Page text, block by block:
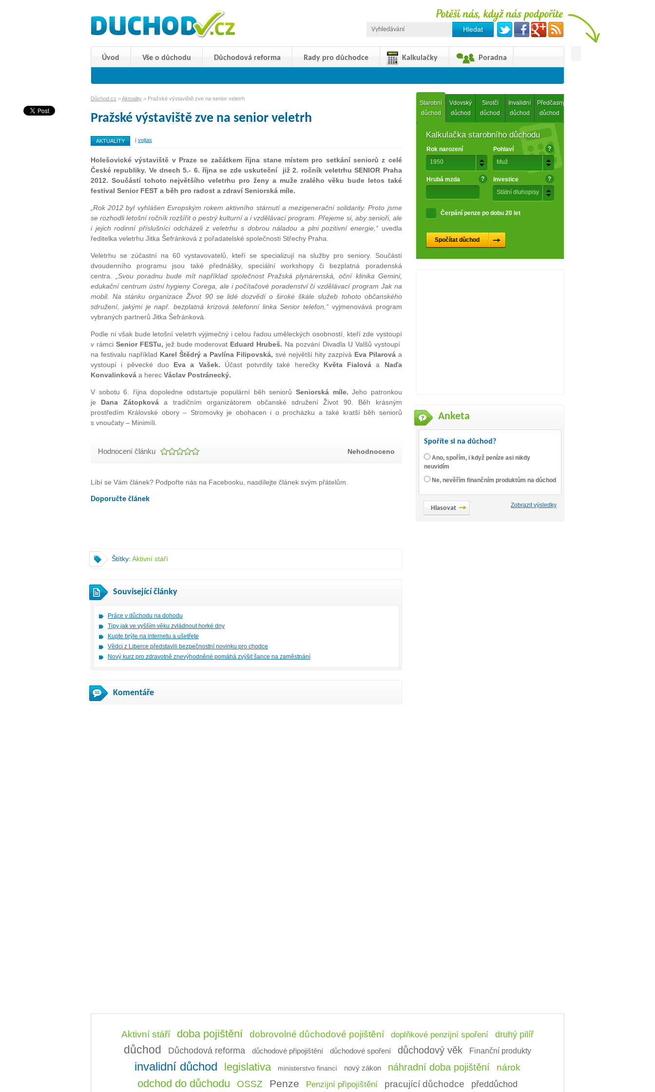
Úvod Vše o důchodu Důchodová reforma Rady pro důchodce Kalkulačky Poradna
Důchod.cz >Aktuality > Pražské výstaviště zve na senior veletrh
Pražské výstaviště zve na senior veletrh
AKTUALITY | vojtas
Holešovické výstaviště v Praze se začátkem října stane místem pro setkání seniorů z celé
České republiky. Ve dnech 5.- 6. října se zde uskuteční již 2. ročník veletrhu SENIOR Praha
2012. Součástí tohoto největšího veletrhu pro ženy a muže zralého věku bude letos také
festival Senior FEST a běh pro radost a zdraví Seniorská míle.
„Rok 2012 byl vyhlášen Evropským rokem aktivního stárnutí a mezigenerační solidarity. Proto jsme
se rozhodli letošní ročník rozšířit o pestrý kulturní a i vzdělávací program. Přejeme si, aby senioři, ale
i jejich rodinní příslušníci odcházeli z veletrhu s dobrou náladou a plni pozitivní energie,“uvedla
ředitelka veletrhu Jitka Šefránková z pořadatelské společnosti Střechy Praha.
Veletrhu se zúčastní na 60 vystavovatelů, kteří se specializují na služby pro seniory. Součástí
dvoudenního programu jsou také přednášky, speciální workshopy či bezplatná poradenská
centra.
„Svou poradnu bude mít například společnost Pražská plynárenská, oční klinika Gemini,
edukační centrum ústní hygieny Corega, ale i počítačové poradenství či vzdělávací program Jak na
mobil. Na stánku organizace Život 90 se lidé dozvědí o široké škále služeb tohoto občanského
sdružení, jakými je např. bezplatná krizová telefonní linka Senior telefon,“ vyjmenovává program
vybraných partnerů Jitka Šefránková.
Podle ní však bude letošní veletrh výjimečný i celou řadou uměleckých osobností, kteří zde vystoupí
v rámci Senior FESTu, jež bude moderovat Eduard Hrubeš. Na pozvání Divadla U Valšů vystoupí
na festivalu například Karel Štědrý a Pavlína Filipovská, své největší hity zazpívá Eva Pilarová a
vystoupí i pěvecké duoEva a Vašek. Účast potvrdily také herečkyKvěta Fialová a Naďa
Konvalinková a herec Václav Postránecký.
V sobotu 6. října dopoledne odstartuje populární běh seniorů Seniorská míle.Jeho patronkou
je Dana Zátopkováa tradičním organizátorem občanské sdružení Život 90. Běh krásným
prostředím Královské obory – Stromovky je obohacen i o procházku a také kratší běh seniorů
s vnoučaty – Minimíli.
Hodnocení článku Nehodnoceno
Líbí se Vám článek? Podpořte nás na Facebooku, nasdílejte článek svým přátelům.
Doporučte článek
Štítky: Aktivní stáří
Související články
Práce v důchodu na dohodu
Tipy jak ve vyšším věku zvládnout horké dny
Kupte brýle na internetu a ušetřete
Vědci z Liberce představili bezpečnostní novinku pro chodce
Nový kurz pro zdravotně znevýhodněné pomáhá zvýšit šance na zaměstnání
Komentáře
Starobní
důchod
Vdovský
důchod
Sirotčí
důchod
Invalidní
důchod
Předčasný
důchod
Kalkulačka starobního důchodu
Rok narození
1950
Pohlaví
Muž
?
Hrubá mzda ?
Investice
Státní dluhopisy
?
Čerpání penze po dobu 20 let
Anketa
Spoříte si na důchod?
Ano, spořím, i když peníze asi nikdy
neuvidím
Ne, nevěřím finančním produktům na důchod
Zobrazit výsledky
Aktivní stáří doba pojištění dobrovolné důchodové pojištění doplňkové penzijní spoření druhý pilíř
důchod Důchodová reforma důchodové připojištění důchodové spoření důchodový věk Finanční produkty
invalidní důchod legislativa ministerstvo financí nový zákon náhradní doba pojištění nárok
odchod do důchodu OSSZ Penze Penzijní připojištění pracující důchodce předdůchod